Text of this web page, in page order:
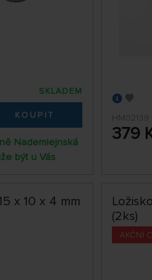
SKLADEM
KOUPIT
Nademlejnská
být u Vás
HM02139
379
x 10 x 4 mm
(2ks)
AKČNÍ